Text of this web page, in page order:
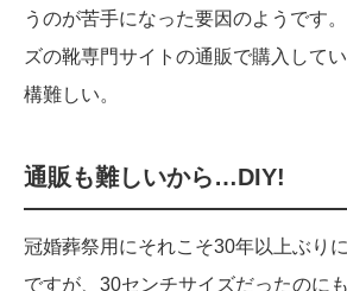
うのが苦手になった要因のようです
ズの靴専門サイトの通販で購入して
構難しい。
通販も難しいから…DIY!
冠婚葬祭用にそれこそ30年以上ぶり
ですが、30センチサイズだったのに